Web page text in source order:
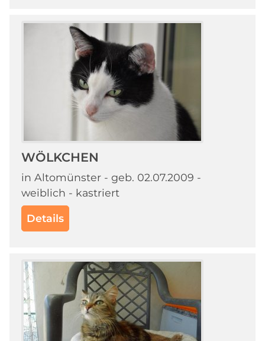
WÖLKCHEN
in Altomünster - geb. 02.07.2009 -
weiblich - kastriert
Details